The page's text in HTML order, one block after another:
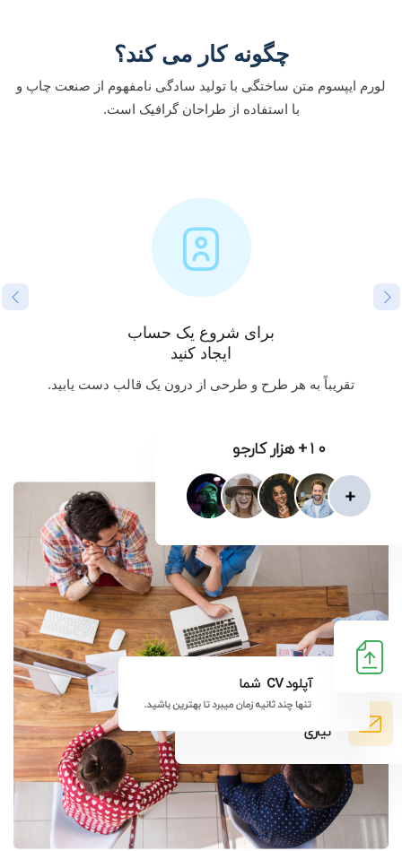
چگونه کار می کند؟
لورم ایپسوم متن ساختگی با تولید سادگی نامفهوم از صنعت چاپ و
با استفاده از طراحان گرافیک است.
برای شروع یک حساب
ایجاد کنید
تقریباً به هر طرح و طرحی از درون یک قالب دست یابید.